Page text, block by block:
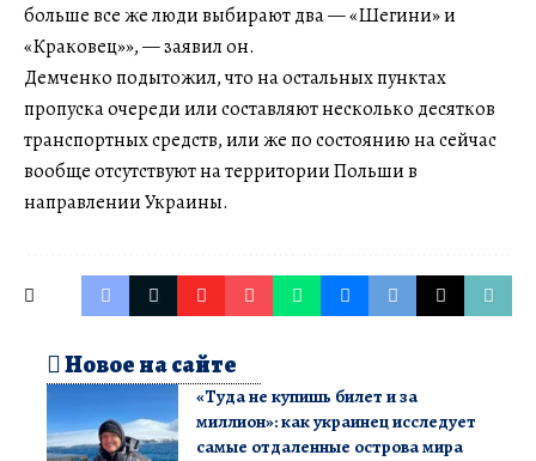
больше все же люди выбирают два — «Шегини» и
«Краковец»», — заявил он.
Демченко подытожил, что на остальных пунктах
пропуска очереди или составляют несколько десятков
транспортных средств, или же по состоянию на сейчас
вообще отсутствуют на территории Польши в
направлении Украины.
Новое на сайте
«Туда не купишь билет и за
миллион»: как украинец исследует
самые отдаленные острова мира